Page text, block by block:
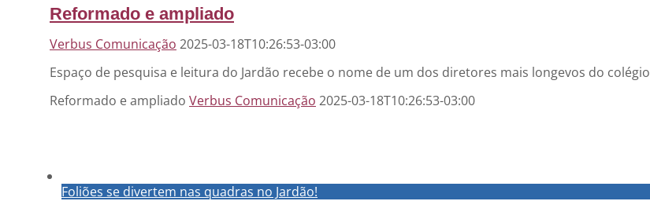
Reformado e ampliado
Verbus Comunicação 2025-03-18T10:26:53-03:00
Espaço de pesquisa e leitura do Jardão recebe o nome de um dos diretores mais longevos do colégio
Reformado e ampliado Verbus Comunicação 2025-03-18T10:26:53-03:00
Foliões se divertem nas quadras no Jardão!